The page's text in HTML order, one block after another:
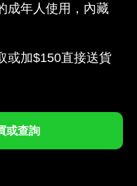
成年人使用 ，內藏
或加$150直接送貨
或查詢